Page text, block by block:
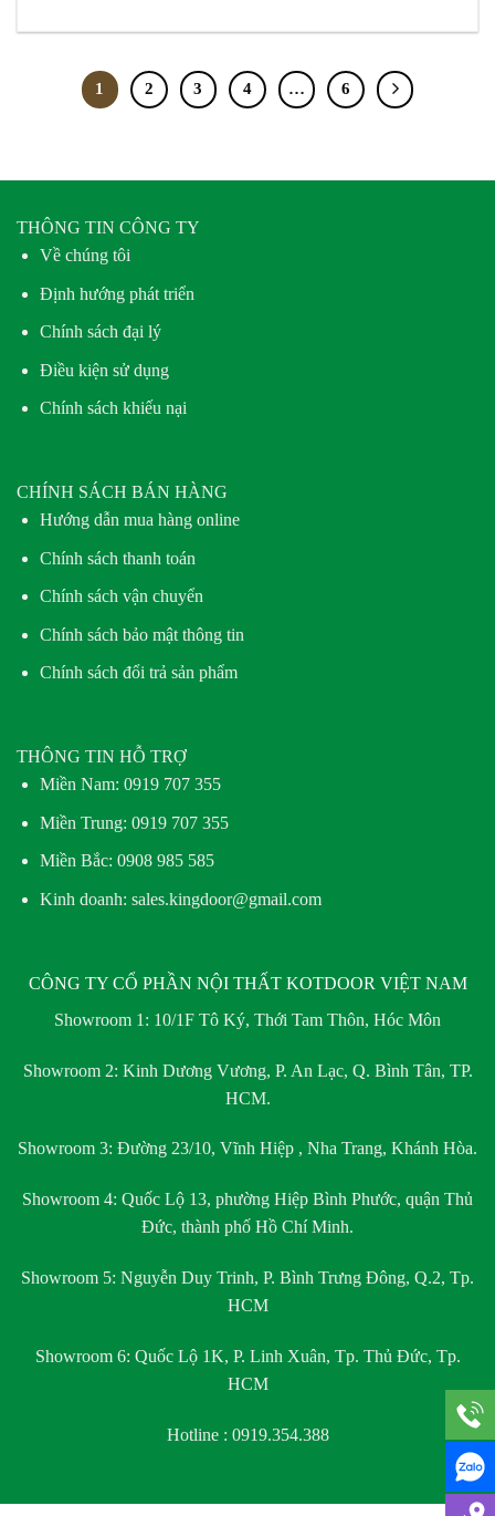
1 2 3 4 … 6
THÔNG TIN CÔNG TY
Về chúng tôi
Định hướng phát triển
Chính sách đại lý
Điều kiện sử dụng
Chính sách khiếu nại
CHÍNH SÁCH BÁN HÀNG
Hướng dẫn mua hàng online
Chính sách thanh toán
Chính sách vận chuyển
Chính sách bảo mật thông tin
Chính sách đổi trả sản phẩm
THÔNG TIN HỖ TRỢ
Miền Nam: 0919 707 355
Miền Trung: 0919 707 355
Miền Bắc: 0908 985 585
Kinh doanh: sales.kingdoor@gmail.com
CÔNG TY CỔ PHẦN NỘI THẤT KOTDOOR VIỆT NAM
Showroom 1: 10/1F Tô Ký, Thới Tam Thôn, Hóc Môn
Showroom 2: Kinh Dương Vương, P. An Lạc, Q. Bình Tân, TP.
HCM.
Showroom 3: Đường 23/10, Vĩnh Hiệp , Nha Trang, Khánh Hòa.
Showroom 4: Quốc Lộ 13, phường Hiệp Bình Phước, quận Thủ
Đức, thành phố Hồ Chí Minh.
Showroom 5: Nguyễn Duy Trinh, P. Bình Trưng Đông, Q.2, Tp.
HCM
Showroom 6: Quốc Lộ 1K, P. Linh Xuân, Tp. Thủ Đức, Tp.
HCM
Hotline : 0919.354.388